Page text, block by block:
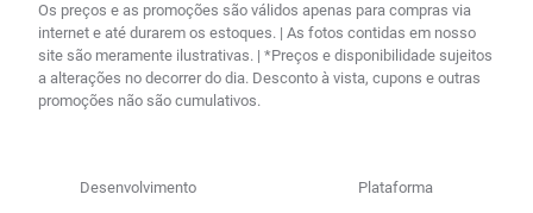
Os preços e as promoções são válidos apenas para compras via
internet e até durarem os estoques. | As fotos contidas em nosso
site são meramente ilustrativas. | *Preços e disponibilidade sujeitos
a alterações no decorrer do dia. Desconto à vista, cupons e outras
promoções não são cumulativos.
Desenvolvimento Plataforma